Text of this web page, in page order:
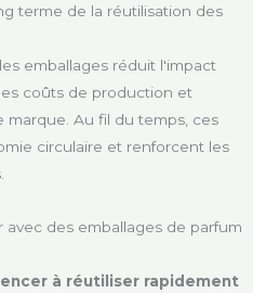
terme de la réutilisation des
emballages réduit l'impact
coûts de production et
marque. Au fil du temps, ces
circulaire et renforcent les
avec des emballages de parfum
à réutiliser rapidement